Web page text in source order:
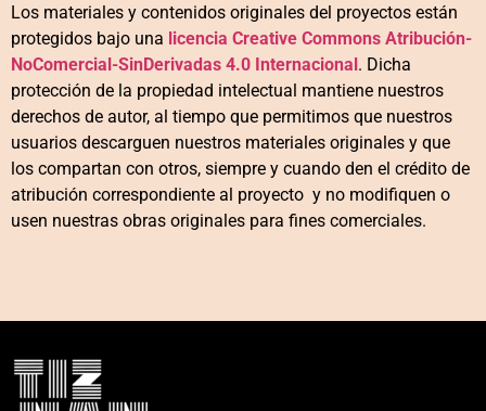
Los materiales y contenidos originales del proyectos están
protegidos bajo una licencia Creative Commons Atribución-
NoComercial-SinDerivadas 4.0 Internacional. Dicha
protección de la propiedad intelectual mantiene nuestros
derechos de autor, al tiempo que permitimos que nuestros
usuarios descarguen nuestros materiales originales y que
los compartan con otros, siempre y cuando den el crédito de
atribución correspondiente al proyecto y no modifiquen o
usen nuestras obras originales para fines comerciales.